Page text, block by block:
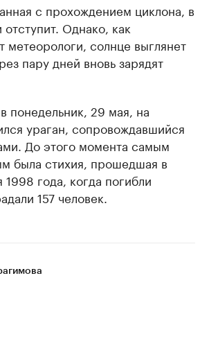
с прохождением циклона, в
Однако, как
метеорологи, солнце выглянет
пару дней вновь зарядят
понедельник, 29 мая, на
ураган, сопровождавшийся
До этого момента самым
была стихия, прошедшая в
1998 года, когда погибли
157 человек.